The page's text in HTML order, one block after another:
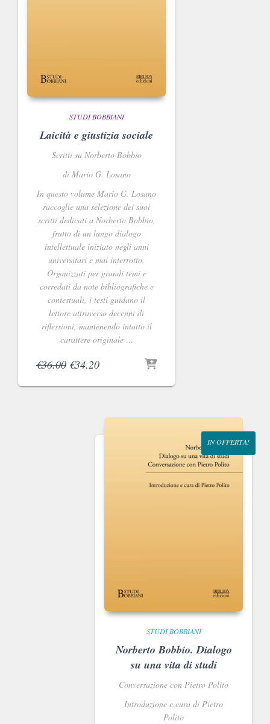
STUDI BOBBIANI
Laicità e giustizia sociale
Scritti su Norberto Bobbio
di Mario G. Losano
In questo volume Mario G. Losano
raccoglie una selezione dei suoi
scritti dedicati a Norberto Bobbio,
frutto di un lungo dialogo
intellettuale iniziato negli anni
universitari e mai interrotto.
Organizzati per grandi temi e
corredati da note bibliografiche e
contestuali, i testi guidano il
lettore attraverso decenni di
riflessioni, mantenendo intatto il
carattere originale …
€36.00 Il
originale
€34.20Il
attuale
€34.20.
IN OFFERTA!
STUDI BOBBIANI
Norberto Bobbio. Dialogo
su una vita di studi
Conversazione con Pietro Polito
Introduzione e cura di Pietro
Polito